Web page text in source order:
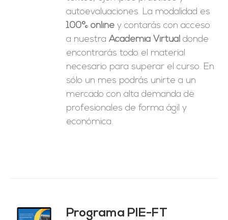
autoevaluaciones. La modalidad es
100% online y contarás con acceso
a nuestraAcademia Virtual donde
encontrarás todo el material
necesario para superar el curso. En
sólo un mes podrás unirte a un
mercado con alta demanda de
profesionales de forma ágil y
económica.
Programa PIE-FT